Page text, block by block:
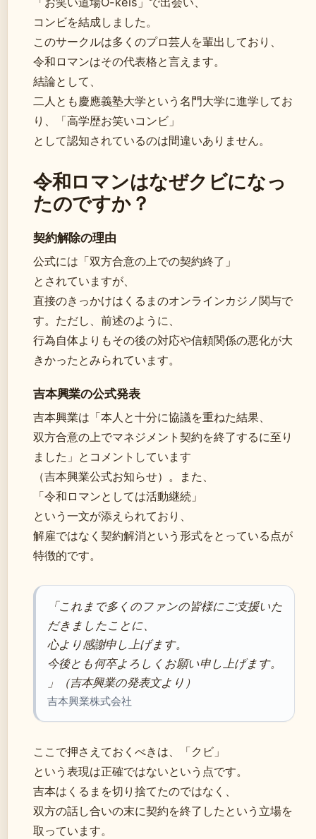
コンビを結成しました。
このサークルは多くのプロ芸人を輩出しており、
令和ロマンはその代表格と言えます。
結論として、
二人とも慶應義塾大学という名門大学に進学してお
り、「高学歴お笑いコンビ」
として認知されているのは間違いありません。
令和ロマンはなぜクビになっ
たのですか？
契約解除の理由
公式には「双方合意の上での契約終了」
とされていますが、
直接のきっかけはくるまのオンラインカジノ関与で
す。ただし、前述のように、
行為自体よりもその後の対応や信頼関係の悪化が大
きかったとみられています。
吉本興業の公式発表
吉本興業は「本人と十分に協議を重ねた結果、
双方合意の上でマネジメント契約を終了するに至り
ました」とコメントしています
（吉本興業公式お知らせ）。また、
「令和ロマンとしては活動継続」
という一文が添えられており、
解雇ではなく契約解消という形式をとっている点が
特徴的です。
「これまで多くのファンの皆様にご支援いた
だきましたことに、
心より感謝申し上げます。
今後とも何卒よろしくお願い申し上げます。
」（吉本興業の発表文より）
吉本興業株式会社
ここで押さえておくべきは、「クビ」
という表現は正確ではないという点です。
吉本はくるまを切り捨てたのではなく、
双方の話し合いの末に契約を終了したという立場を
取っています。